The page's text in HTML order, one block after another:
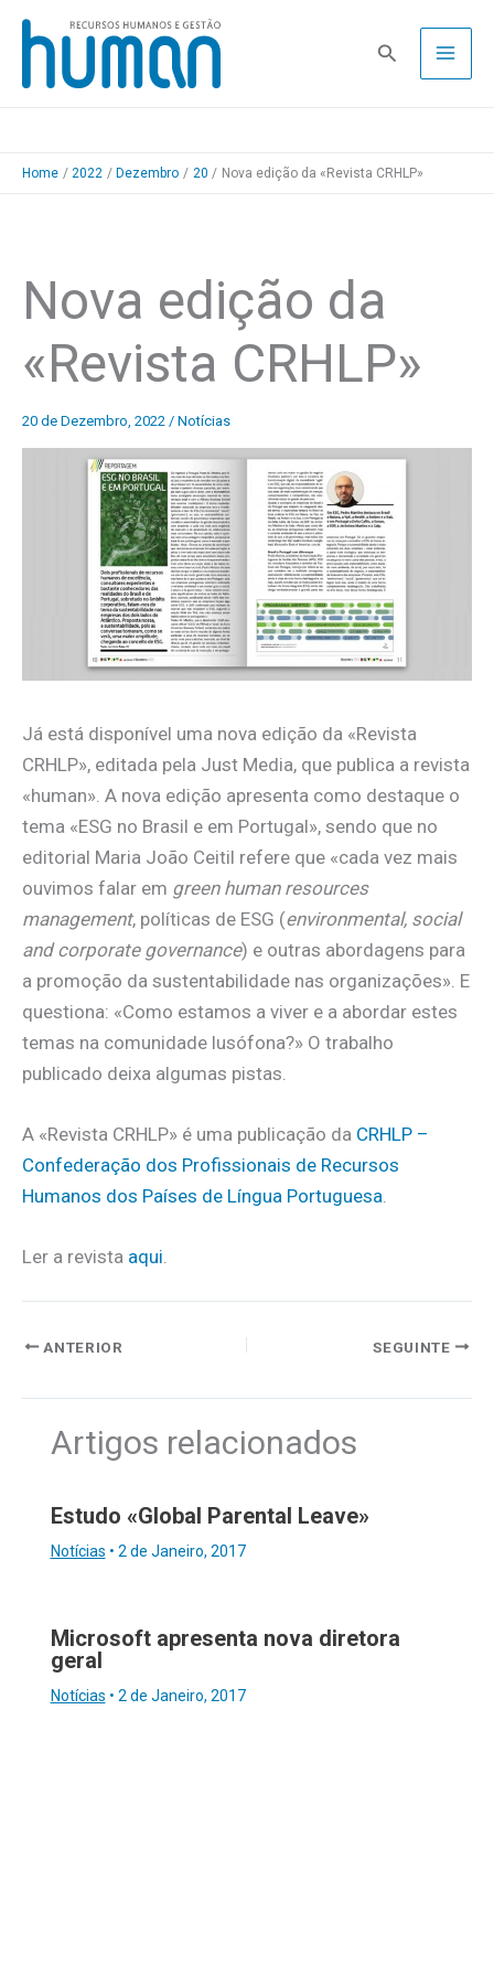
Skip
content
Pesquisa
Home 2022 Dezembro 20 Nova edição da «Revista CRHLP»
Nova edição da
«Revista CRHLP»
20 de Dezembro, 2022 / Notícias
Já está disponível uma nova edição da «Revista
CRHLP», editada pela Just Media, que publica a revista
«human». A nova edição apresenta como destaque o
tema «ESG no Brasil e em Portugal», sendo que no
editorial Maria João Ceitil refere que «cada vez mais
ouvimos falar em green human resources
management, políticas de ESG (environmental, social
and corporate governance) e outras abordagens para
a promoção da sustentabilidade nas organizações». E
questiona: «Como estamos a viver e a abordar estes
temas na comunidade lusófona?» O trabalho
publicado deixa algumas pistas.
A «Revista CRHLP» é uma publicação da CRHLP –
Confederação dos Profissionais de Recursos
Humanos dos Países de Língua Portuguesa.
Ler a revista aqui.
ANTERIOR SEGUINTE
Artigos relacionados
Estudo «Global Parental Leave»
Notícias • 2 de Janeiro, 2017
Microsoft apresenta nova diretora
geral
Notícias • 2 de Janeiro, 2017